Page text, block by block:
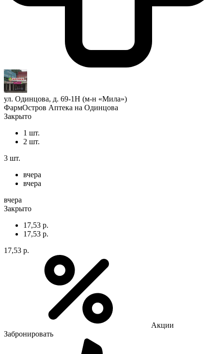
ул. Одинцова, д. 69-1Н (м-н «Мила»)
ФармОстров Аптека на Одинцова
Закрыто
1 шт.
2 шт.
3 шт.
вчера
вчера
вчера
Закрыто
17,53 р.
17,53 р.
17,53 р.
Акции
Забронировать